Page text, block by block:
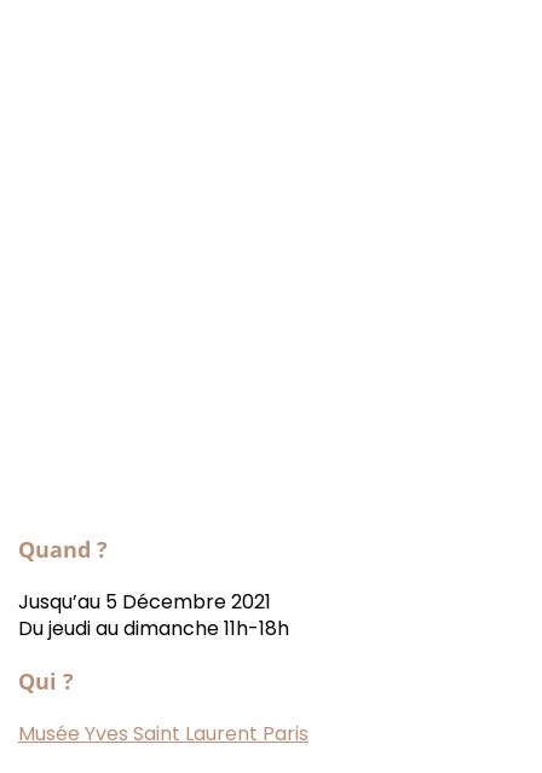
Quand ?
Jusqu’au 5 Décembre 2021
Du jeudi au dimanche 11h-18h
Qui ?
Musée Yves Saint Laurent Paris